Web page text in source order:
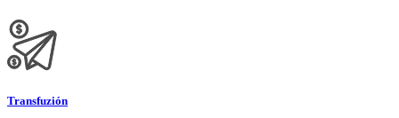
Transfuzión